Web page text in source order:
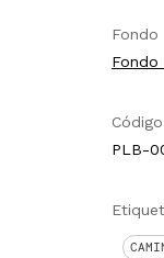
Fondo
Fondo
Código
PLB-